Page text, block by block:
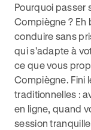
Pourquoi passer
Compiègne ? Eh
conduire sans
qui s'adapte à
ce que vous
Compiègne. Fini
traditionnelles :
en ligne, quand
session